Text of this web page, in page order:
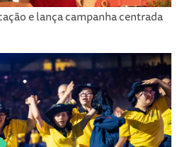
e lança campanha centrada